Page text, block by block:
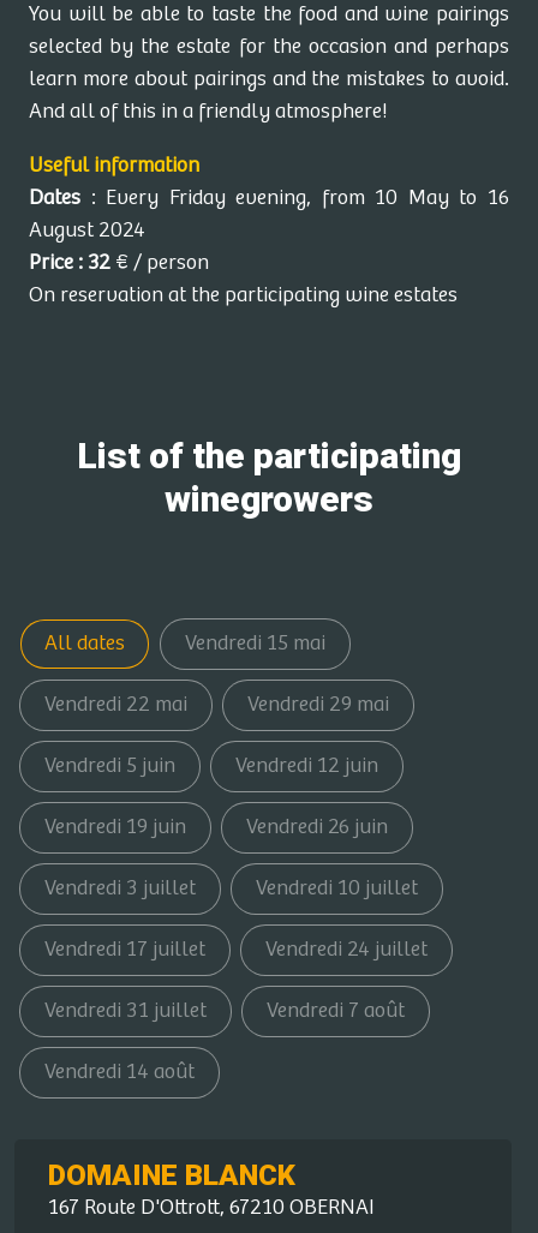
You will be able to taste the food and wine pairings
selected by the estate for the occasion and perhaps
learn more about pairings and the mistakes to avoid.
And all of this in a friendly atmosphere!
Useful information
Dates : Every Friday evening, from 10 May to 16
August 2024
Price : 32 € / person
On reservation at the participating wine estates
List of the participating
winegrowers
All dates Vendredi 15 mai
Vendredi 22 mai Vendredi 29 mai
Vendredi 5 juin Vendredi 12 juin
Vendredi 19 juin Vendredi 26 juin
Vendredi 3 juillet Vendredi 10 juillet
Vendredi 17 juillet Vendredi 24 juillet
Vendredi 31 juillet Vendredi 7 août
Vendredi 14 août
DOMAINE BLANCK
167 Route D'Ottrott, 67210 OBERNAI